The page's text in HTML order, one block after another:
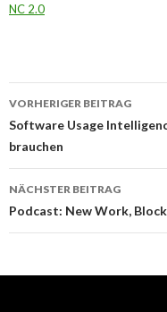
NC 2.0
VORHERIGER BEITRAG
Software Usage
brauchen
NÄCHSTER BEITRAG
Podcast: New Work,